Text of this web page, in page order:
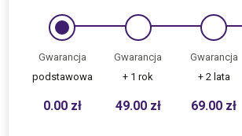
Gwarancja
podstawowa
0.00 zł
Gwarancja
+ 1 rok
49.00 zł
Gwarancja
+ 2 lata
69.00 zł